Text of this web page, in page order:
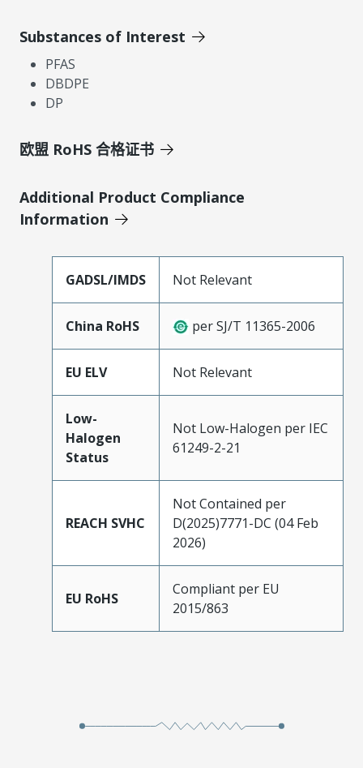
Substances of Interest
PFAS
DBDPE
DP
欧盟 RoHS 合格证书
Additional Product Compliance
Information
GADSL/IMDS Not Relevant
China RoHS per SJ/T 11365-2006
EU ELV Not Relevant
Low-
Halogen
Status
Not Low-Halogen per IEC
61249-2-21
REACH SVHC
Not Contained per
D(2025)7771-DC (04 Feb
2026)
EU RoHS
Compliant per EU
2015/863